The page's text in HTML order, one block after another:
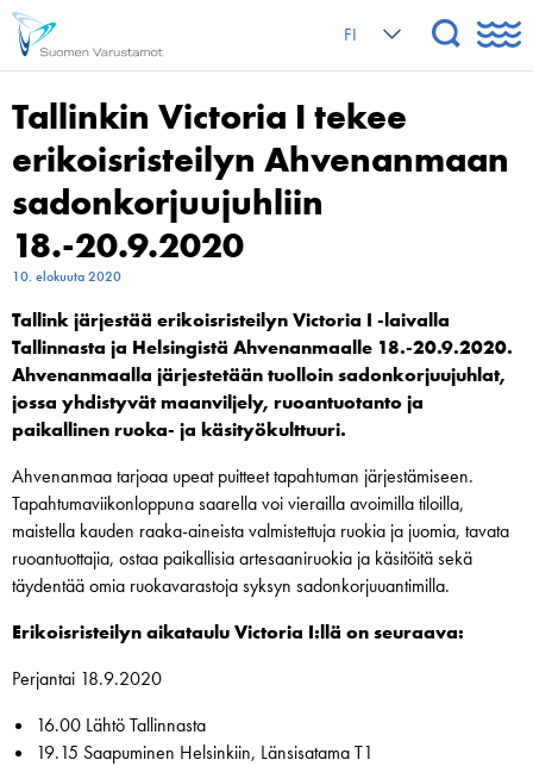
FI
Tallinkin Victoria I tekee
erikoisristeilyn Ahvenanmaan
sadonkorjuujuhliin
18.-20.9.2020
10. elokuuta 2020
Tallink järjestää erikoisristeilyn Victoria I -laivalla
Tallinnasta ja Helsingistä Ahvenanmaalle 18.-20.9.2020.
Ahvenanmaalla järjestetään tuolloin sadonkorjuujuhlat,
jossa yhdistyvät maanviljely, ruoantuotanto ja
paikallinen ruoka- ja käsityökulttuuri.
Ahvenanmaa tarjoaa upeat puitteet tapahtuman järjestämiseen.
Tapahtumaviikonloppuna saarella voi vierailla avoimilla tiloilla,
maistella kauden raaka-aineista valmistettuja ruokia ja juomia, tavata
ruoantuottajia, ostaa paikallisia artesaaniruokia ja käsitöitä sekä
täydentää omia ruokavarastoja syksyn sadonkorjuuantimilla.
Erikoisristeilyn aikataulu Victoria I:llä on seuraava:
Perjantai 18.9.2020
16.00 Lähtö Tallinnasta
19.15 Saapuminen Helsinkiin, Länsisatama T1